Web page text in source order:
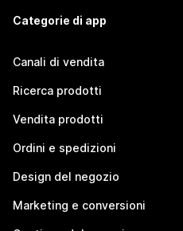
Categorie di app
Canali di vendita
Ricerca prodotti
Vendita prodotti
Ordini e spedizioni
Design del negozio
Marketing e conversioni